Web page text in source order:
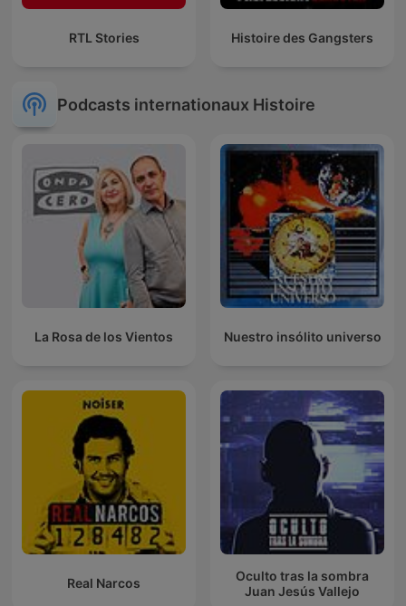
RTL Stories Histoire des Gangsters
Podcasts internationaux Histoire
La Rosa de los Vientos Nuestro insólito universo
Real Narcos
Oculto tras la sombra
Juan Jesús Vallejo